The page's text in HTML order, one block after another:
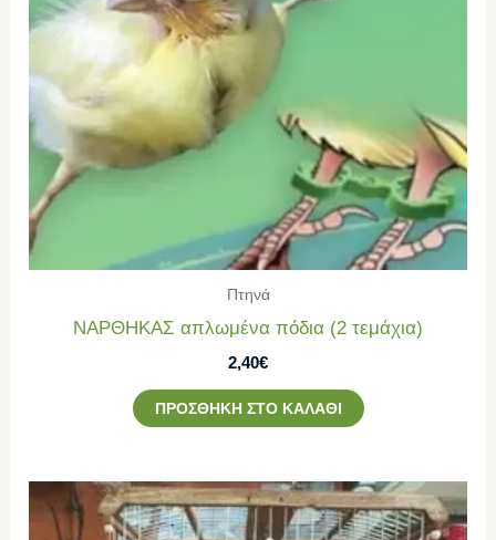
Πτηνά
ΝΑΡΘΗΚΑΣ απλωμένα πόδια (2 τεμάχια)
2,40€
ΠΡΟΣΘΉΚΗ ΣΤΟ ΚΑΛΆΘΙ